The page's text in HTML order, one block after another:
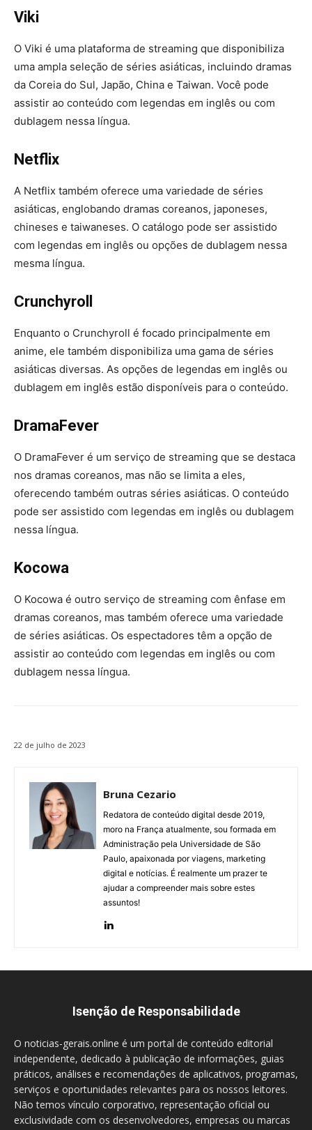
Viki
O Viki é uma plataforma de streaming que disponibiliza
uma ampla seleção de séries asiáticas, incluindo dramas
da Coreia do Sul, Japão, China e Taiwan. Você pode
assistir ao conteúdo com legendas em inglês ou com
dublagem nessa língua.
Netflix
A Netflix também oferece uma variedade de séries
asiáticas, englobando dramas coreanos, japoneses,
chineses e taiwaneses. O catálogo pode ser assistido
com legendas em inglês ou opções de dublagem nessa
mesma língua.
Crunchyroll
Enquanto o Crunchyroll é focado principalmente em
anime, ele também disponibiliza uma gama de séries
asiáticas diversas. As opções de legendas em inglês ou
dublagem em inglês estão disponíveis para o conteúdo.
DramaFever
O DramaFever é um serviço de streaming que se destaca
nos dramas coreanos, mas não se limita a eles,
oferecendo também outras séries asiáticas. O conteúdo
pode ser assistido com legendas em inglês ou dublagem
nessa língua.
Kocowa
O Kocowa é outro serviço de streaming com ênfase em
dramas coreanos, mas também oferece uma variedade
de séries asiáticas. Os espectadores têm a opção de
assistir ao conteúdo com legendas em inglês ou com
dublagem nessa língua.
22 de julho de 2023
Bruna Cezario
Redatora de conteúdo digital desde 2019,
moro na França atualmente, sou formada em
Administração pela Universidade de São
Paulo, apaixonada por viagens, marketing
digital e notícias. É realmente um prazer te
ajudar a compreender mais sobre estes
assuntos!
Isenção de Responsabilidade
O noticias-gerais.online é um portal de conteúdo editorial
independente, dedicado à publicação de informações, guias
práticos, análises e recomendações de aplicativos, programas,
serviços e oportunidades relevantes para os nossos leitores.
Não temos vínculo corporativo, representação oficial ou
exclusividade com os desenvolvedores, empresas ou marcas